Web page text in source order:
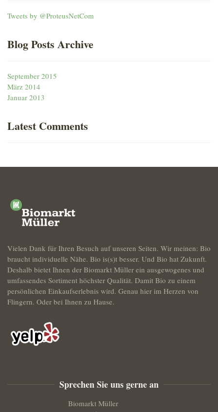
Tweets by @ProteusNetCom
BlogPosts Archive
September 2015
März 2014
Januar 2013
Latest Comments
Vielen Dank für Ihren Besuch auf unseren Seiten. Wir meinen: Bio
braucht individuelle Nähe. Bio is(s)t besser. Und Bio hat Zukunft.
Deshalb bietet Ihnen der Biomarkt Müller ein ausgewogenes und
umfassendes Sortiment höchster Qualität. Damit Bio zu einem
persönlichen Einkaufserlebnis wird. Genau hier im Herzen von
Flingern. Oder bei Ihnen zu Hause.
SprechenSie uns gerne an
Biomarkt Müller